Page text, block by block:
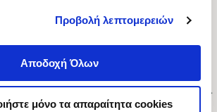
Προβολή λεπτομερειών
Αποδοχή Όλων
μόνο τα απαραίτητα cookies
1-3, Αθήνα 106 79
- Παρασκευή 09:00-21:00